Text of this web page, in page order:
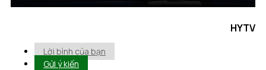
HYTV
Lời bình của bạn
Gửi ý kiến